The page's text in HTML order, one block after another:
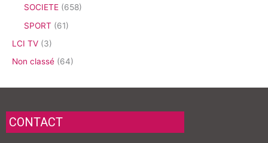
SOCIETE (658)
SPORT (61)
LCI TV (3)
Non classé (64)
CONTACT